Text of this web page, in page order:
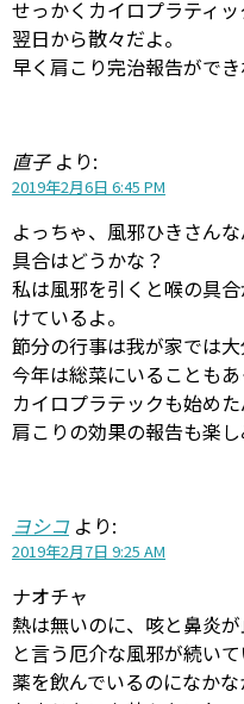
せっかくカイロプラティ
翌日から散々だよ。
早く肩こり完治報告ができ
直子 より:
2019年2月6日 6:45 PM
よっちゃ、風邪ひきさんな
具合はどうかな？
私は風邪を引くと喉の具
けているよ。
節分の行事は我が家では大
今年は総菜にいることもあ
カイロプラテックも始めた
肩こりの効果の報告も楽し
ヨシコ より:
2019年2月7日 9:25 AM
ナオチャ
熱は無いのに、咳と鼻炎
と言う厄介な風邪が続いて
薬を飲んでいるのになかな